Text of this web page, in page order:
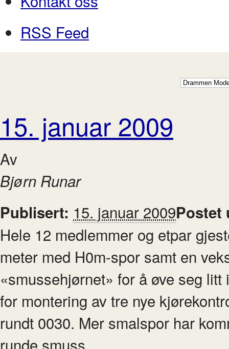
RSS Feed
15. januar 2009
Av
Bjørn Runar
Publisert: 15. januar 2009
Hele 12 medlemmer og etpar
meter med H0m-spor samt en
«smussehjørnet» for å øve seg
for montering av tre nye
rundt 0030. Mer smalspor har
runde smuss.